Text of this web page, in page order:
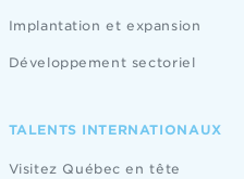
Implantation et expansion
Développement sectoriel
TALENTS INTERNATIONAUX
Visitez Québec en tête